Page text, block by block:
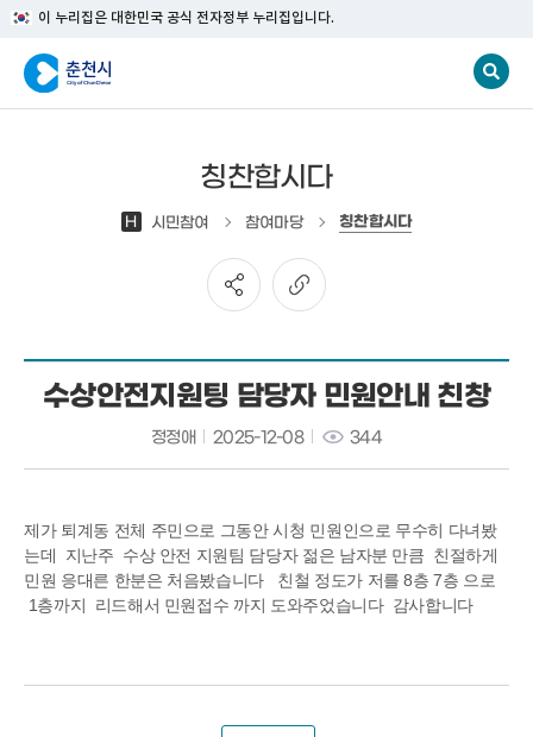
이 누리집은 대한민국 공식 전자정부 누리집입니다.
칭찬합시다
H 시민참여 참여마당 칭찬합시다
수상안전지원팅 담당자 민원안내 친창
정정애 2025-12-08 344
제가 퇴계동 전체 주민으로 그동안 시청 민원인으로 무수히 다녀봤
는데 지난주 수상 안전 지원팀 담당자 젊은 남자분 만큼 친절하게
민원 응대른 한분은 처음봤습니다 친철 정도가 저를 8층 7층 으로
1층까지 리드해서 민원접수 까지 도와주었습니다 감사합니다